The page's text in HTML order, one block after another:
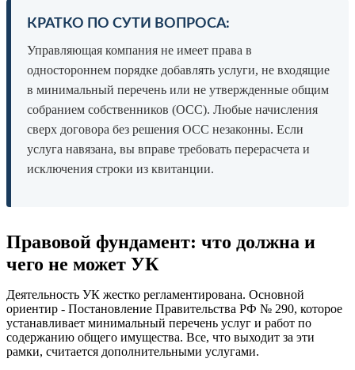
КРАТКО ПО СУТИ ВОПРОСА:
Управляющая компания не имеет права в
одностороннем порядке добавлять услуги, не входящие
в минимальный перечень или не утвержденные общим
собранием собственников (ОСС). Любые начисления
сверх договора без решения ОСС незаконны. Если
услуга навязана, вы вправе требовать перерасчета и
исключения строки из квитанции.
Правовой фундамент: что должна и
чего не может УК
Деятельность УК жестко регламентирована. Основной
ориентир - Постановление Правительства РФ № 290, которое
устанавливает минимальный перечень услуг и работ по
содержанию общего имущества. Все, что выходит за эти
рамки, считается дополнительными услугами.